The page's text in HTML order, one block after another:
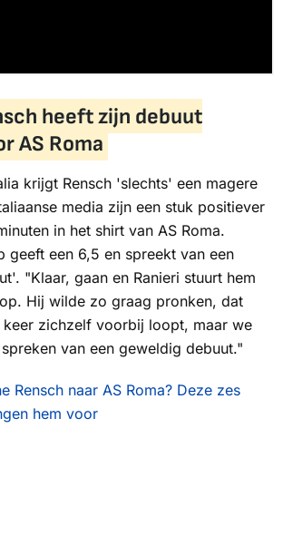
heeft zijn debuut
AS Roma
krijgt Rensch 'slechts' een magere
media zijn een stuk positiever
in het shirt van AS Roma.
geeft een 6,5 en spreekt van een
"Klaar, gaan en Ranieri stuurt hem
Hij wilde zo graag pronken, dat
keer zichzelf voorbij loopt, maar we
van een geweldig debuut."
Rensch naar AS Roma? Deze zes
hem voor